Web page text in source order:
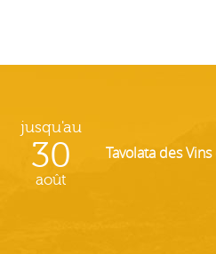
jusqu'au
30
août
Tavolata des